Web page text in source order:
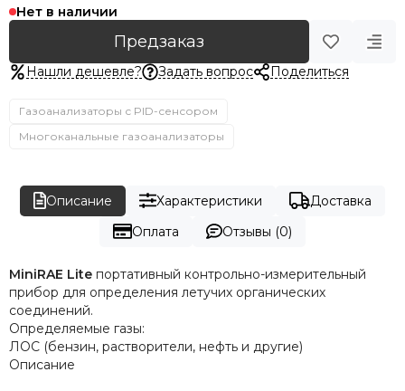
Нет в наличии
Предзаказ
Нашли дешевле? Задать вопрос Поделиться
Газоанализаторы с PID-сенсором
Многоканальные газоанализаторы
Описание Характеристики
Доставка
Оплата
Отзывы (0)
MiniRAE Lite портативный контрольно-измерительный
прибор для определения летучих органических
соединений.
Определяемые газы:
ЛОС (бензин, растворители, нефть и другие)
Описание